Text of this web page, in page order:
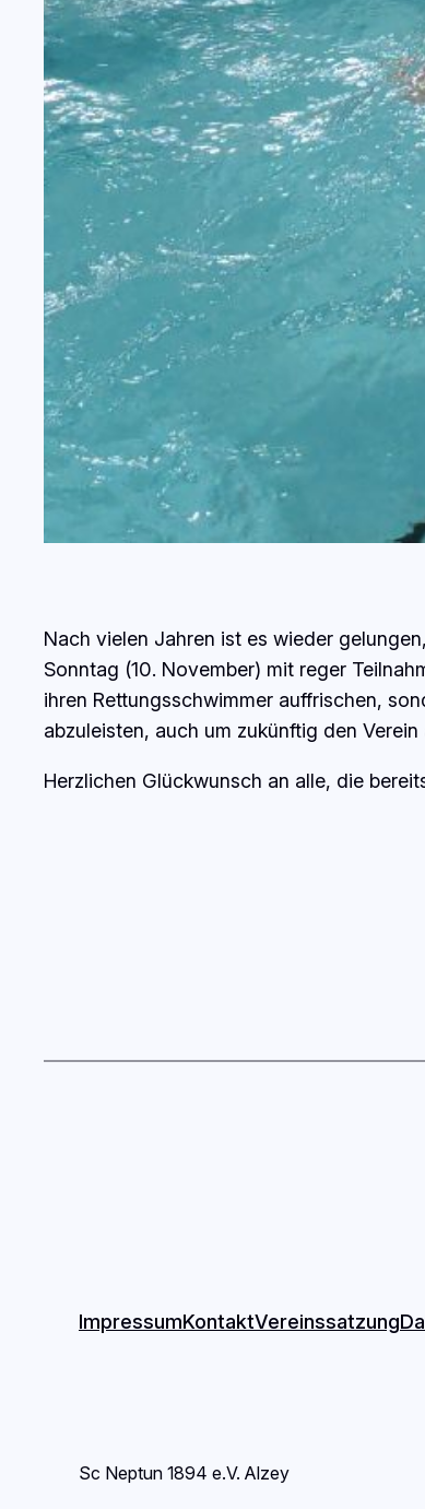
Nach vielen Jahren ist es wieder
Sonntag (10. November) mit reger
ihren Rettungsschwimmer auffrischen,
abzuleisten, auch um zukünftig den
Herzlichen Glückwunsch an alle, die
ImpressumKontaktVereinssatzung
Sc Neptun 1894 e.V. Alzey